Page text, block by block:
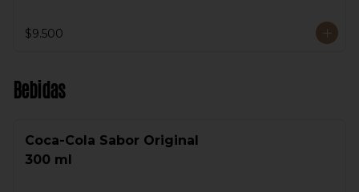
$9.500
Bebidas
Coca-Cola Sabor Original
300 ml